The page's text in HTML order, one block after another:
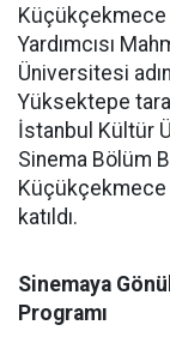
Küçükçekmece
Yardımcısı
Üniversitesi
Yüksektepe
İstanbul Kültür
Sinema Bölüm
katıldı.
Sinemaya
Programı